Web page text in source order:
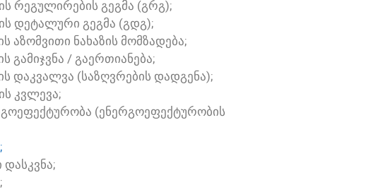
ᲠᲔᲒᲣᲚᲘᲠᲔᲑᲘᲡ ᲒᲔᲒᲛᲐ (ᲒᲠᲒ);
ᲓᲔᲢᲐᲚᲣᲠᲘ ᲒᲔᲒᲛᲐ (ᲒᲓᲒ);
ᲐᲖᲝᲛᲕᲘᲗᲘ ᲜᲐᲮᲐᲖᲘᲡ ᲛᲝᲛᲖᲐᲓᲔᲑᲐ;
ᲒᲐᲛᲘᲯᲕᲜᲐ / ᲒᲐᲔᲠᲗᲘᲐᲜᲔᲑᲐ;
ᲓᲐᲙᲕᲐᲚᲕᲐ (ᲡᲐᲖᲦᲕᲠᲔᲑᲘᲡ ᲓᲐᲓᲒᲔᲜᲐ);
ᲙᲕᲚᲔᲕᲐ;
(ᲔᲜᲔᲠᲒᲝᲔᲤᲔᲥᲢᲣᲠᲝᲑᲘᲡ